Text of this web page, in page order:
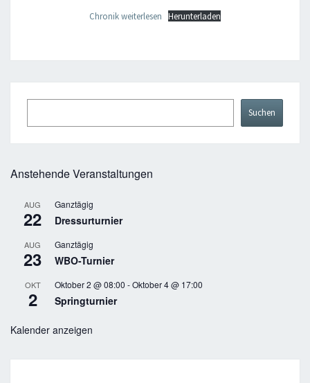
Chronik weiterlesen Herunterladen
Suchen
Anstehende Veranstaltungen
AUG
22
Ganztägig
Dressurturnier
AUG
23
Ganztägig
WBO-Turnier
OKT
2
Oktober 2 @ 08:00 -Oktober 4 @ 17:00
Springturnier
Kalender anzeigen